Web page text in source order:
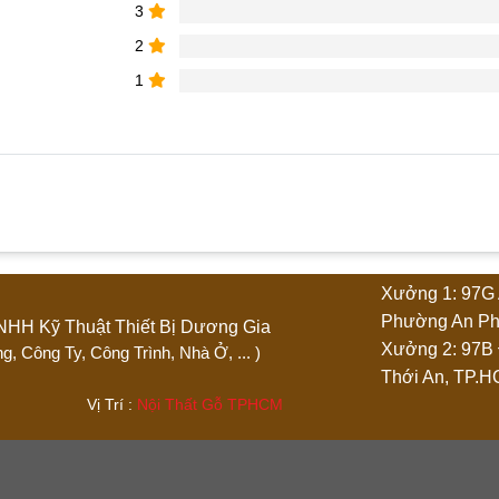
3
2
1
“Ghế chân quỳ phòng họp bọc da”
TNHH Kỹ Thuật Thiết Bị Dương Gia
Công Ty, Công Trình, Nhà Ở, ... )
Vị Trí : Nội Thất Gỗ TPHCM
Xưởng 1:
Phường An
Xưởng 2:
Thới An,